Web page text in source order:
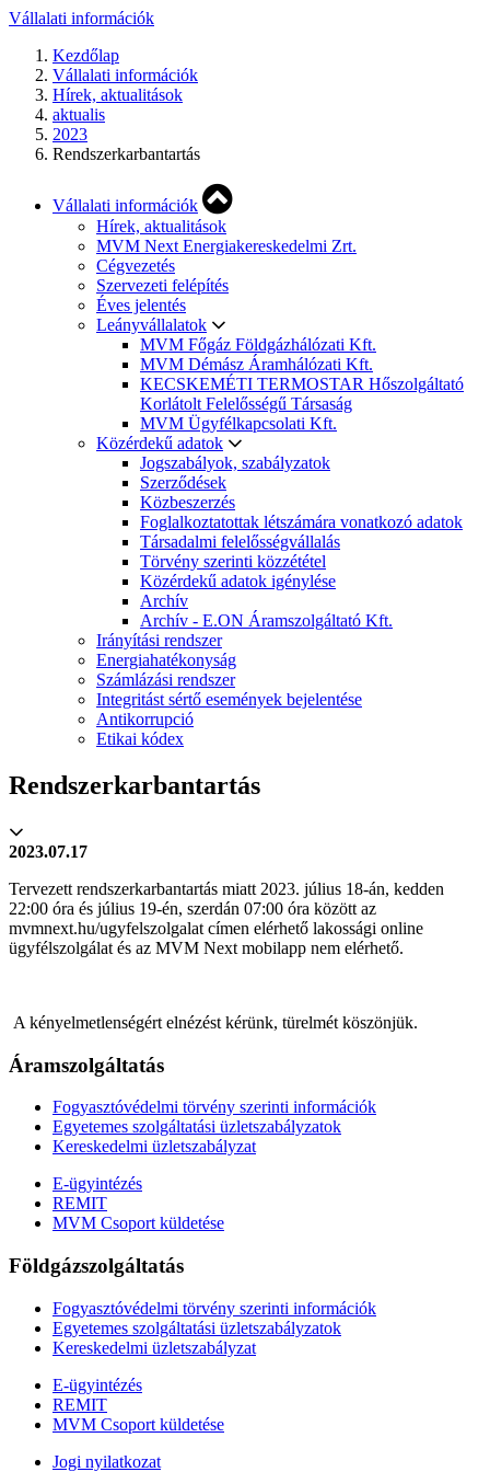
Vállalati információk
Kezdőlap
Vállalati információk
Hírek, aktualitások
aktualis
2023
Rendszerkarbantartás
Vállalati információk
Hírek, aktualitások
MVM Next Energiakereskedelmi Zrt.
Cégvezetés
Szervezeti felépítés
Éves jelentés
Leányvállalatok
MVM Főgáz Földgázhálózati Kft.
MVM Démász Áramhálózati Kft.
KECSKEMÉTI TERMOSTAR Hőszolgáltató
Korlátolt Felelősségű Társaság
MVM Ügyfélkapcsolati Kft.
Közérdekű adatok
Jogszabályok, szabályzatok
Szerződések
Közbeszerzés
Foglalkoztatottak létszámára vonatkozó adatok
Társadalmi felelősségvállalás
Törvény szerinti közzététel
Közérdekű adatok igénylése
Archív
Archív - E.ON Áramszolgáltató Kft.
Irányítási rendszer
Energiahatékonyság
Számlázási rendszer
Integritást sértő események bejelentése
Antikorrupció
Etikai kódex
Rendszerkarbantartás
2023.07.17
Tervezett rendszerkarbantartás miatt 2023. július 18-án, kedden
22:00 óra és július 19-én, szerdán 07:00 óra között az
mvmnext.hu/ugyfelszolgalat címen elérhető lakossági online
ügyfélszolgálat és az MVM Next mobilapp nem elérhető.
A kényelmetlenségért elnézést kérünk, türelmét köszönjük.
Áramszolgáltatás
Fogyasztóvédelmi törvény szerinti információk
Egyetemes szolgáltatási üzletszabályzatok
Kereskedelmi üzletszabályzat
E-ügyintézés
REMIT
MVM Csoport küldetése
Földgázszolgáltatás
Fogyasztóvédelmi törvény szerinti információk
Egyetemes szolgáltatási üzletszabályzatok
Kereskedelmi üzletszabályzat
E-ügyintézés
REMIT
MVM Csoport küldetése
Jogi nyilatkozat